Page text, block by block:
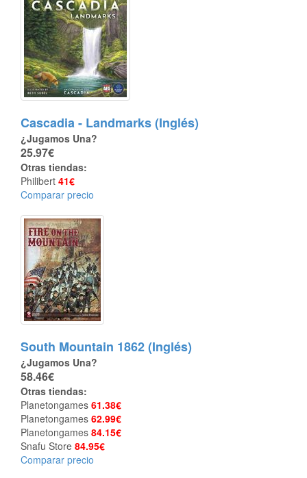
Cascadia - Landmarks (Inglés)
¿Jugamos Una?
25.97€
Otras tiendas:
Philibert 41€
Comparar precio
South Mountain 1862 (Inglés)
¿Jugamos Una?
58.46€
Otras tiendas:
Planetongames 61.38€
Planetongames 62.99€
Planetongames 84.15€
Snafu Store 84.95€
Comparar precio